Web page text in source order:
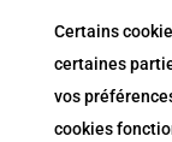
Certains
certaines
vos
cookies